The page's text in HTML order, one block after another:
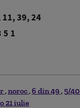
39, 24
5 1
noroc 6 din 49 5/40
21 iulie